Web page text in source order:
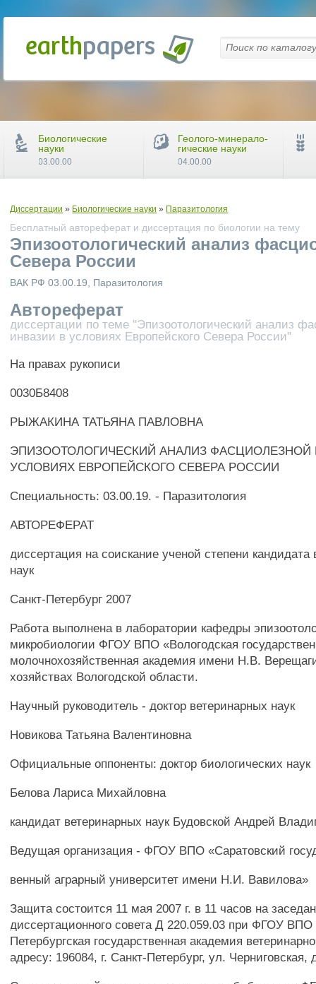
Диссертации » Биологические науки » Паразитология
Бесплатный автореферат и диссертация по биологии на тему
Эпизоотологический анализ
Севера России
ВАК РФ 03.00.19, Паразитология
Автореферат
диссертации по теме "Эпизоотологический анализ
инвазии в условиях Европейского Севера России"
На правах рукописи
0030Б8408
РЫЖАКИНА ТАТЬЯНА ПАВЛОВНА
ЭПИЗООТОЛОГИЧЕСКИЙ АНАЛИЗ ФАСЦИОЛЕЗНОЙ
УСЛОВИЯХ ЕВРОПЕЙСКОГО СЕВЕРА РОССИИ
Специальность: 03.00.19. - Паразитология
АВТОРЕФЕРАТ
диссертация на соискание ученой степени кандидата
наук
Санкт-Петербург 2007
Работа выполнена в лаборатории кафедры
микробиологии ФГОУ ВПО «Вологодская
молочнохозяйственная академия имени Н.В.
хозяйствах Вологодской области.
Научный руководитель - доктор ветеринарных наук
Новикова Татьяна Валентиновна
Официальные оппоненты: доктор биологических наук
Белова Лариса Михайловна
кандидат ветеринарных наук Будовской Андрей
Ведущая организация - ФГОУ ВПО «Саратовский
венный аграрный университет имени Н.И. Вавилова»
Защита состоится 11 мая 2007 г. в 11 часов на
диссертационного совета Д 220.059.03 при ФГОУ ВПО
Петербургская государственная академия
адресу: 196084, г. Санкт-Петербург, ул. Черниговская,
Биологические
науки
03.00.00
Геолого-минерало-
гические науки
04.00.00